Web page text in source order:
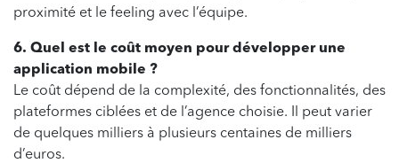
proximité et le feeling avec l’équipe.
6. Quel est le coût moyen pour développer une
application mobile ?
Le coût dépend de la complexité, des fonctionnalités, des
plateformes ciblées et de l’agence choisie. Il peut varier
de quelques milliers à plusieurs centaines de milliers
d’euros.